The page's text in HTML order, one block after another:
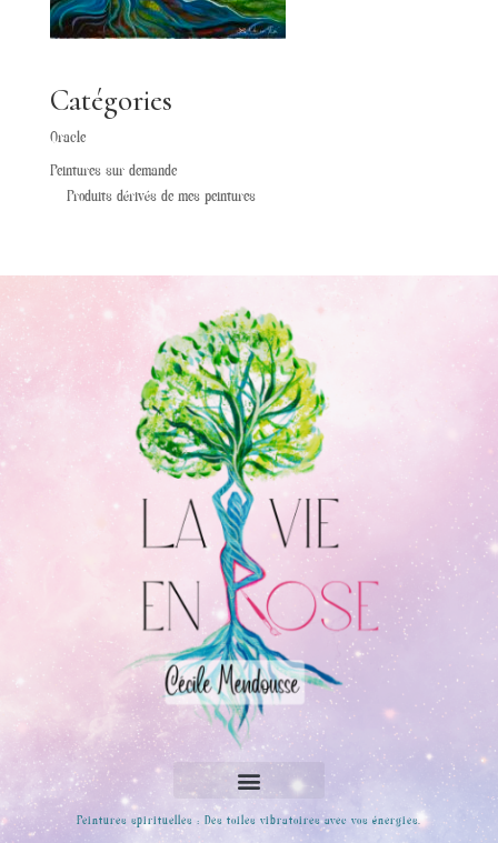
Catégories
Oracle
Peintures sur demande
Produits dérivés de mes peintures
Peintures spirituelles : Des toiles vibratoires avec vos énergies.